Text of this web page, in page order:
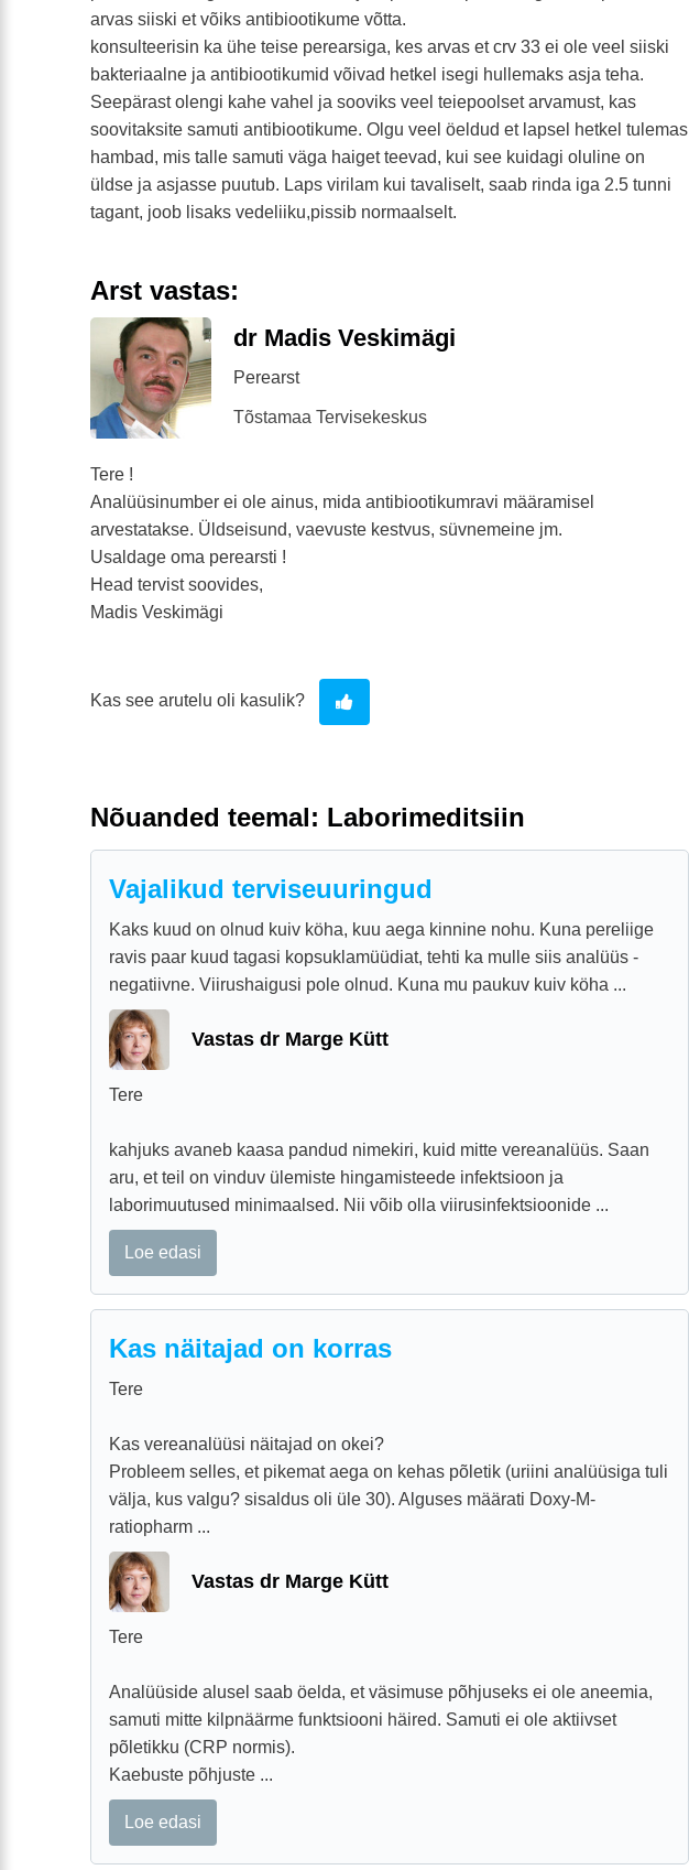
arvas siiski et võiks antibiootikume võtta.
konsulteerisin ka ühe teise perearsiga, kes arvas et crv 33 ei ole veel siiski
bakteriaalne ja antibiootikumid võivad hetkel isegi hullemaks asja teha.
Seepärast olengi kahe vahel ja sooviks veel teiepoolset arvamust, kas
soovitaksite samuti antibiootikume. Olgu veel öeldud et lapsel hetkel tulemas
hambad, mis talle samuti väga haiget teevad, kui see kuidagi oluline on
üldse ja asjasse puutub. Laps virilam kui tavaliselt, saab rinda iga 2.5 tunni
tagant, joob lisaks vedeliiku,pissib normaalselt.
Arst vastas:
dr Madis Veskimägi
Perearst
Tõstamaa Tervisekeskus
Tere !
Analüüsinumber ei ole ainus, mida antibiootikumravi määramisel
arvestatakse. Üldseisund, vaevuste kestvus, süvnemeine jm.
Usaldage oma perearsti !
Head tervist soovides,
Madis Veskimägi
Kas see arutelu oli kasulik?
Nõuanded teemal: Laborimeditsiin
Vajalikud terviseuuringud
Kaks kuud on olnud kuiv köha, kuu aega kinnine nohu. Kuna pereliige
ravis paar kuud tagasi kopsuklamüüdiat, tehti ka mulle siis analüüs -
negatiivne. Viirushaigusi pole olnud. Kuna mu paukuv kuiv köha ...
Vastas dr Marge Kütt
Tere
kahjuks avaneb kaasa pandud nimekiri, kuid mitte vereanalüüs. Saan
aru, et teil on vinduv ülemiste hingamisteede infektsioon ja
laborimuutused minimaalsed. Nii võib olla viirusinfektsioonide ...
Loe edasi
Kas näitajad on korras
Tere
Kas vereanalüüsi näitajad on okei?
Probleem selles, et pikemat aega on kehas põletik (uriini analüüsiga tuli
välja, kus valgu? sisaldus oli üle 30). Alguses määrati Doxy-M-
ratiopharm ...
Vastas dr Marge Kütt
Tere
Analüüside alusel saab öelda, et väsimuse põhjuseks ei ole aneemia,
samuti mitte kilpnäärme funktsiooni häired. Samuti ei ole aktiivset
põletikku (CRP normis).
Kaebuste põhjuste ...
Loe edasi